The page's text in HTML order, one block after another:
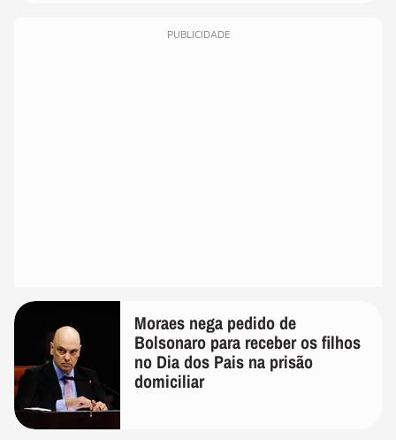
PUBLICIDADE
Moraes nega pedido de
Bolsonaro para receber os filhos
no Dia dos Pais na prisão
domiciliar